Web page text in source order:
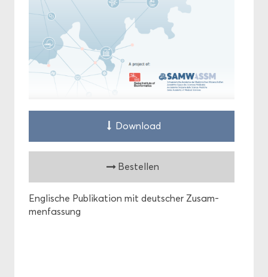
Down­load
Be­stel­len
Eng­li­sche Pu­bli­ka­ti­on mit deut­scher Zu­sam­
men­fas­sung